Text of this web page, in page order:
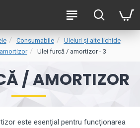
Consumabile
Uleiuri și alte lichide
Ulei furcă / amortizor - 3
/ AMORTIZOR
este esențial pentru funcționarea